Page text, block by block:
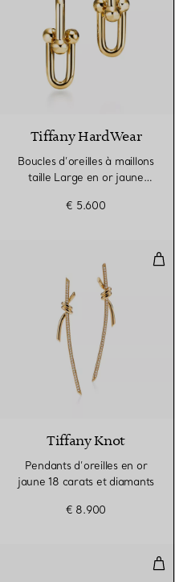
2 Matériaux
Tiffany HardWear
Boucles d’oreilles à maillons
taille Large en or jaune
€ 5.600
d’oreilles High Tide
2 Matériaux
Tiffany Knot
Pendants d’oreilles en or
jaune 18 carats et diamants
€ 8.900
d’oreilles à six rangs en or